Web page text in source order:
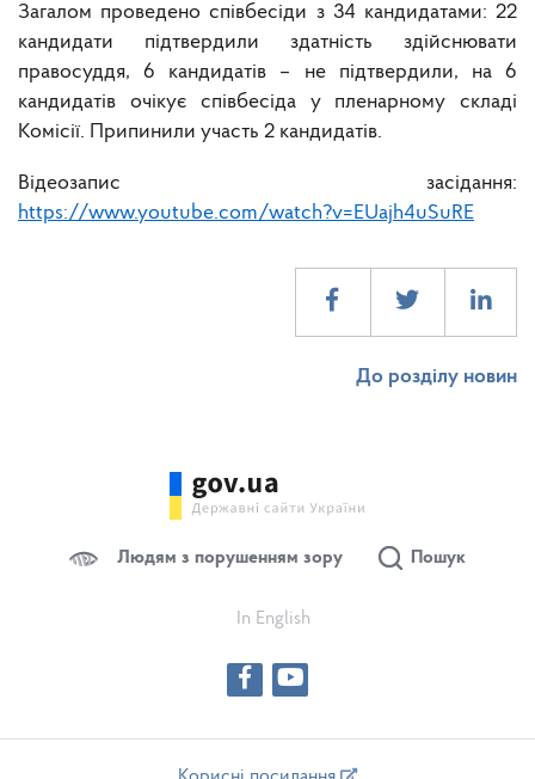
Загалом проведено співбесіди з 34 кандидатами: 22
кандидати підтвердили здатність здійснювати
правосуддя, 6 кандидатів – не підтвердили, на 6
кандидатів очікує співбесіда у пленарному складі
Комісії. Припинили участь 2 кандидатів.
Відеозапис засідання:
https://www.youtube.com/watch?v=EUajh4uSuRE
До розділу новин
Людям з порушенням зору Пошук
In English